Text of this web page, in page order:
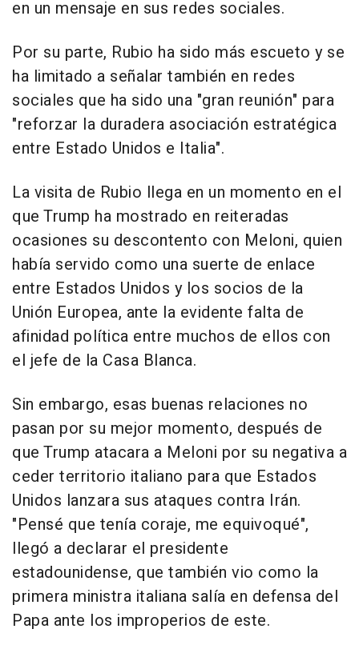
en un mensaje en sus redes sociales.
Por su parte, Rubio ha sido más escueto y se
ha limitado a señalar también en redes
sociales que ha sido una "gran reunión" para
"reforzar la duradera asociación estratégica
entre Estado Unidos e Italia".
La visita de Rubio llega en un momento en el
que Trump ha mostrado en reiteradas
ocasiones su descontento con Meloni, quien
había servido como una suerte de enlace
entre Estados Unidos y los socios de la
Unión Europea, ante la evidente falta de
afinidad política entre muchos de ellos con
el jefe de la Casa Blanca.
Sin embargo, esas buenas relaciones no
pasan por su mejor momento, después de
que Trump atacara a Meloni por su negativa a
ceder territorio italiano para que Estados
Unidos lanzara sus ataques contra Irán.
"Pensé que tenía coraje, me equivoqué",
llegó a declarar el presidente
estadounidense, que también vio como la
primera ministra italiana salía en defensa del
Papa ante los improperios de este.